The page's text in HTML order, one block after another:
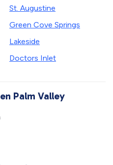
St. Augustine
Green Cove Springs
Lakeside
Doctors Inlet
Palm Valley